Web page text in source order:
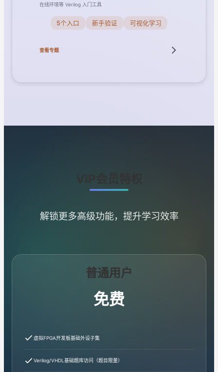
在线环境等 Verilog 入门工具
5个入口 新手验证 可视化学习
查看专题
解锁更多高级功能，提升学习效率
普通用户
免费
虚拟FPGA开发板基础外设子集
Verilog/VHDL基础题库访问（题目限量）